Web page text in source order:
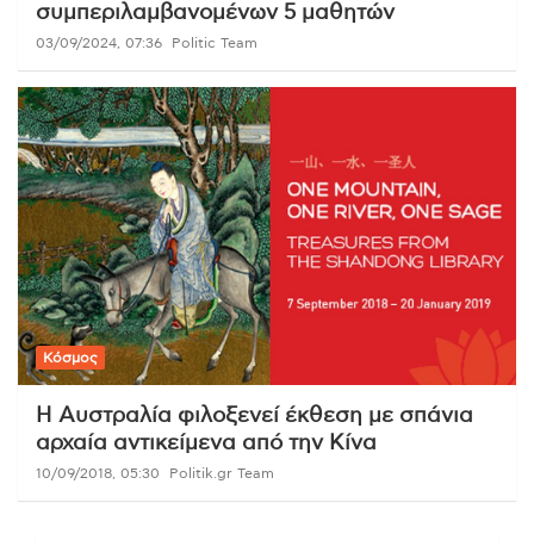
συμπεριλαμβανομένων 5 μαθητών
03/09/2024, 07:36 Politic Team
Κόσμος
Η Αυστραλία φιλοξενεί έκθεση με σπάνια
αρχαία αντικείμενα από την Κίνα
10/09/2018, 05:30 Politik.gr Team